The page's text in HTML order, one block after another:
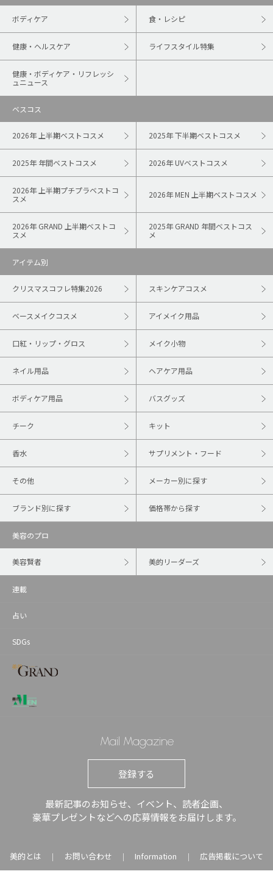
ボディケア 食・レシピ
健康・ヘルスケア ライフスタイル特集
健康・ボディケア・リフレッシ
ュニュース
ベスコス
2026年 上半期ベストコスメ 2025年 下半期ベストコスメ
2025年 年間ベストコスメ 2026年 UVベストコスメ
2026年 上半期プチプラベストコ
スメ
2026年 MEN 上半期ベストコスメ
2026年 GRAND 上半期ベストコ
スメ
2025年 GRAND 年間ベストコス
メ
アイテム別
クリスマスコフレ特集2026 スキンケアコスメ
ベースメイクコスメ アイメイク用品
口紅・リップ・グロス メイク小物
ネイル用品 ヘアケア用品
ボディケア用品 バスグッズ
チーク キット
香水 サプリメント・フード
その他 メーカー別に探す
ブランド別に探す 価格帯から探す
美容のプロ
美容賢者 美的リーダーズ
連載
占い
SDGs
Mail Magazine
登録する
最新記事のお知らせ、イベント、読者企画、
豪華プレゼントなどへの応募情報をお届けします。
美的とは ｜ お問い合わせ ｜ Information ｜ 広告掲載について